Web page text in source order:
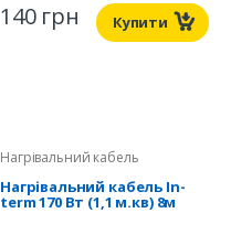
140 грн Купити
Нагрівальний кабель
Нагрівальний кабель In-
term 170 Вт (1,1 м.кв) 8м